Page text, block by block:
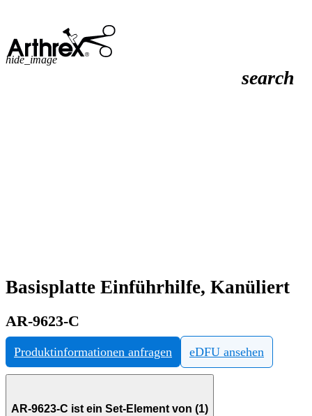
search
hide_image
Basisplatte Einführhilfe, Kanüliert
AR-9623-C
Produktinformationen anfragen eDFU ansehen
AR-9623-C ist ein Set-Element von (1)